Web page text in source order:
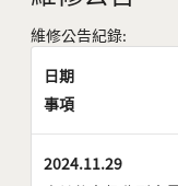
維修公告紀錄:
日期
事項
2024.11.29